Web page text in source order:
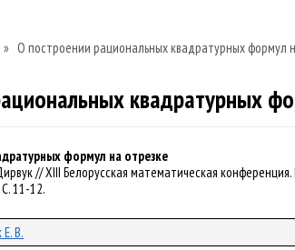
» О построении рациональных квадратурных формул
квадратурных
формул на отрезке
// XIII Белорусская математическая
11-12.
В.